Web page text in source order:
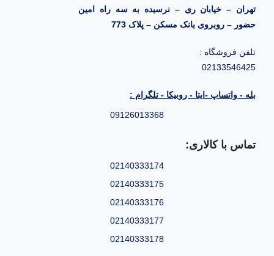
تهران – خیابان ری – نرسیده به سه راه امین
حضور – روبروی بانک مسکن – پلاک 773
تلفن فروشگاه :
02133546425
بله - واتساپ -ایتا - روبیکا - تلگرام :
09126013368
تماس با کالاری:
02140333174
02140333175
02140333176
02140333177
02140333178